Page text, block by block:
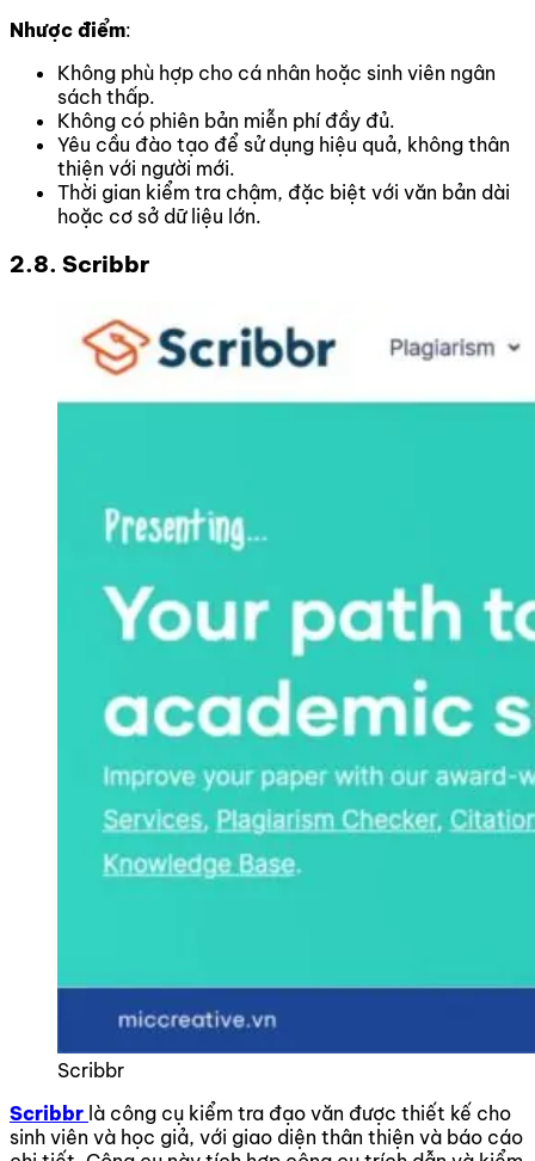
Nhược điểm:
Không phù hợp cho cá nhân hoặc sinh viên ngân
sách thấp.
Không có phiên bản miễn phí đầy đủ.
Yêu cầu đào tạo để sử dụng hiệu quả, không thân
thiện với người mới.
Thời gian kiểm tra chậm, đặc biệt với văn bản dài
hoặc cơ sở dữ liệu lớn.
2.8. Scribbr
Scribbr
Scribbr là công cụ kiểm tra đạo văn được thiết kế cho
sinh viên và học giả, với giao diện thân thiện và báo cáo